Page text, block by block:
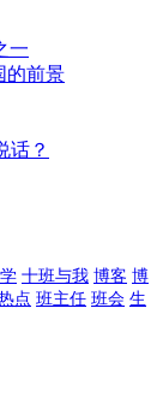
一
的前景
话？
十班与我 博客 博
点 班主任 班会 生